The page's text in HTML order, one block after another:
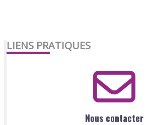
LIENS PRATIQUES
Nous contacter